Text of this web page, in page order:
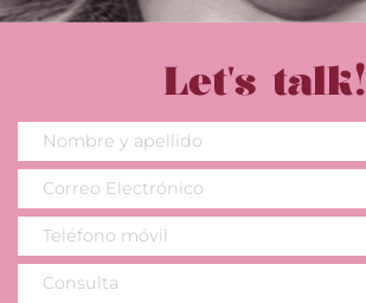
Let's talk!